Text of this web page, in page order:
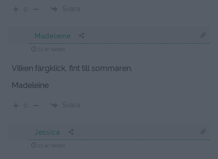
Svara
Madeleine
11 år sedan
Vilken färgklick, fint till sommaren.
Madeleine
Svara
Jessica
11 år sedan